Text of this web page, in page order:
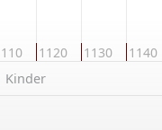
1120 1130 1140
Kinder